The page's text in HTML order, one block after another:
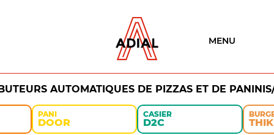
MENU
AUTOMATIQUES DE PIZZAS ET DE
PANI
DOOR
CASIER
D2C THIK